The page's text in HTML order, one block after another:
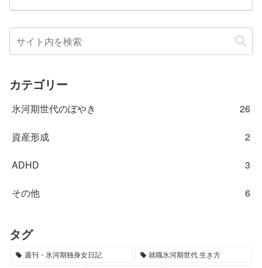
カテゴリー
氷河期世代のぼやき 26
資産形成 2
ADHD 3
その他 6
タグ
週刊・氷河期独身女日記
就職氷河期世代 生き方